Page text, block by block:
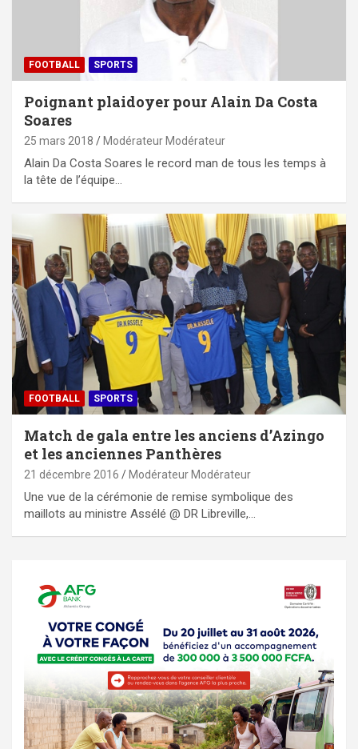
FOOTBALL SPORTS
Poignant plaidoyer pour Alain Da Costa
Soares
25 mars 2018 Modérateur Modérateur
Alain Da Costa Soares le record man de tous les temps à
la tête de l’équipe…
FOOTBALL SPORTS
Match de gala entre les anciens d’Azingo
et les anciennes Panthères
21 décembre 2016 Modérateur Modérateur
Une vue de la cérémonie de remise symbolique des
maillots au ministre Assélé @ DR Libreville,…